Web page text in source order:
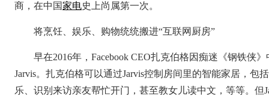
商，在中国家电史上尚属第一次。
将烹饪、娱乐、购物统统搬进“互联网厨房”
早在2016年，Facebook CEO扎克伯格因痴迷《钢铁侠
Jarvis。扎克伯格可以通过Jarvis控制房间里的智能家居，
乐、识别来访亲友帮忙开门，甚至教女儿读中文，等等。但